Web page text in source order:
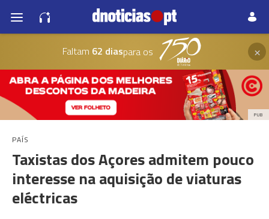
Faltam 62 diaspara os ×
PUB
PAÍS
Taxistas dos Açores admitem pouco
interesse na aquisição de viaturas
eléctricas